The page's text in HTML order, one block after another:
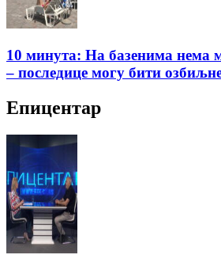
10 минута: На базенима нема
– последице могу бити
Епицентар